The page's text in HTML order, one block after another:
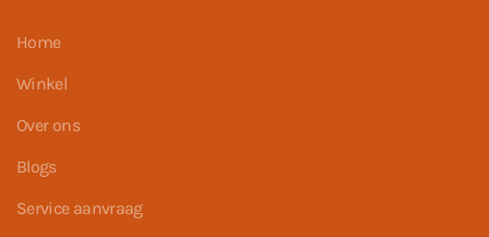
Home
Winkel
Over ons
Blogs
Service aanvraag